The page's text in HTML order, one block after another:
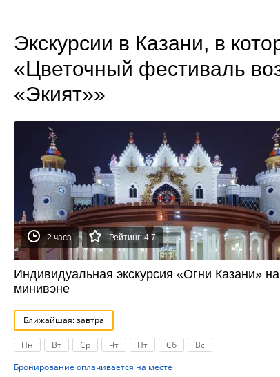
Экскурсии в Казани, в
«Цветочный фестиваль
«Экият»»
2 часа Рейтинг: 4.7
Индивидуальная экскурсия «Огни Казани» на
минивэне
Ближайшая: завтра
Пн Вт Ср Чт Пт Сб
Вс
Бронирование оплачивается на месте